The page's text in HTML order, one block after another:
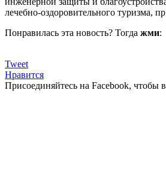
лечебно-оздоровительного туризма,
Понравилась эта новость? Тогда жми:
Tweet
Нравится
Присоединяйтесь на Facebook, чтобы